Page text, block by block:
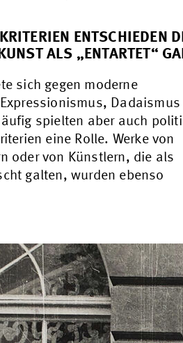
ENTSCHIEDEN
ALS „ENTARTET“
sich gegen moderne
Dadaismus
spielten aber auch
eine Rolle. Werke von
oder von Künstlern, die als
galten, wurden ebenso